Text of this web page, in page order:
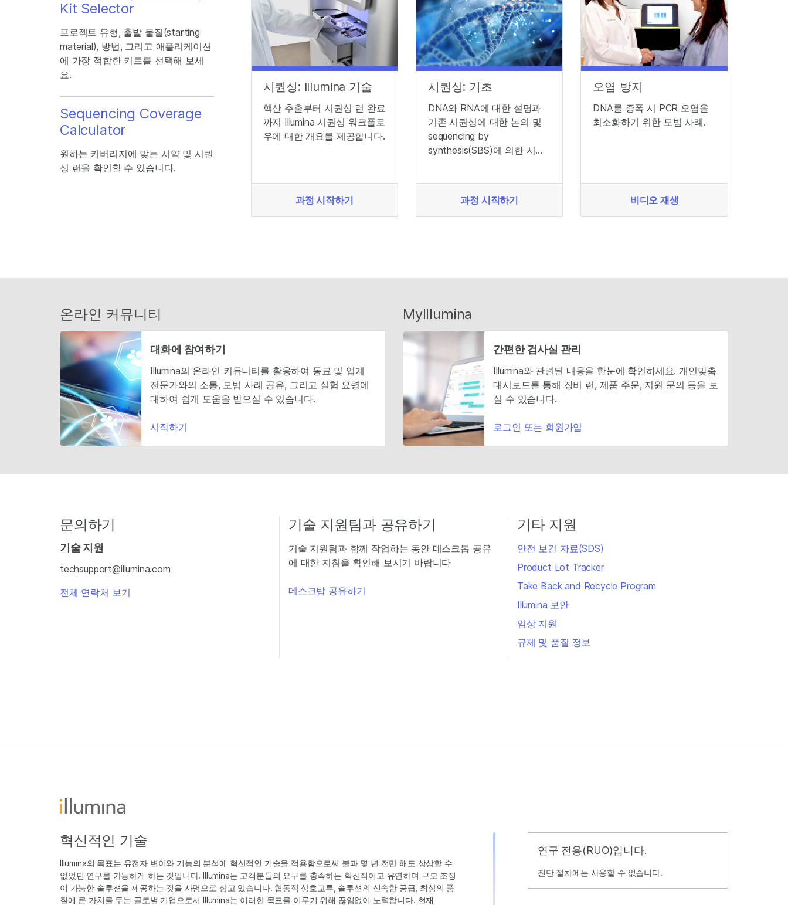
Kit Selector
프로젝트 유형, 출발 물질(starting
material), 방법, 그리고 애플리케이션
에 가장 적합한 키트를 선택해 보세
요.
Sequencing Coverage
Calculator
원하는 커버리지에 맞는 시약 및 시퀀
싱 런을 확인할 수 있습니다.
시퀀싱: Illumina 기술
핵산 추출부터 시퀀싱 런 완료
까지 Illumina 시퀀싱 워크플로
우에 대한 개요를 제공합니다.
과정 시작하기
시퀀싱: 기초
DNA와 RNA에 대한 설명과
기존 시퀀싱에 대한 논의 및
sequencing by
synthesis(SBS)에 의한 시퀀
과정 시작하기
오염 방지
DNA를 증폭 시 PCR 오염을
최소화하기 위한 모범 사례.
비디오 재생
온라인 커뮤니티
대화에 참여하기
Illumina의 온라인 커뮤니티를 활용하여 동료 및 업계
전문가와의 소통, 모범 사례 공유, 그리고 실험 요령에
대하여 쉽게 도움을 받으실 수 있습니다.
시작하기
MyIllumina
간편한 검사실 관리
Illumina와 관련된 내용을 한눈에 확인하세요. 개인맞춤
대시보드를 통해 장비 런, 제품 주문, 지원 문의 등을 보
실 수 있습니다.
로그인 또는 회원가입
문의하기
기술 지원
techsupport@illumina.com
전체 연락처 보기
기술 지원팀과 공유하기
기술 지원팀과 함께 작업하는 동안 데스크톱 공유
에 대한 지침을 확인해 보시기 바랍니다
데스크탑 공유하기
기타 지원
안전 보건 자료(SDS)
Product Lot Tracker
Take Back and Recycle Program
Illumina 보안
임상 지원
규제 및 품질 정보
연구 전용(RUO)입니다.
진단 절차에는 사용할 수 없습니다.
혁신적인 기술
Illumina의 목표는 유전자 변이와 기능의 분석에 혁신적인 기술을 적용함으로써 불과 몇 년 전만 해도 상상할 수
없었던 연구를 가능하게 하는 것입니다. Illumina는 고객분들의 요구를 충족하는 혁신적이고 유연하며 규모 조정
이 가능한 솔루션을 제공하는 것을 사명으로 삼고 있습니다. 협동적 상호교류, 솔루션의 신속한 공급, 최상의 품
질에 큰 가치를 두는 글로벌 기업으로서 Illumina는 이러한 목표를 이루기 위해 끊임없이 노력합니다. 현재